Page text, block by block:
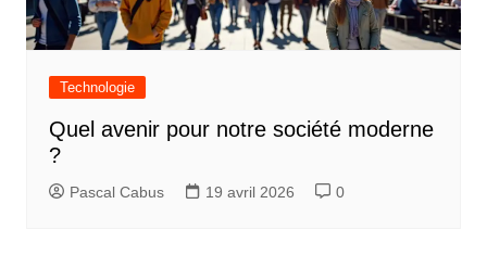
Technologie
Quel avenir pour notre société moderne
?
Pascal Cabus 19 avril 2026 0